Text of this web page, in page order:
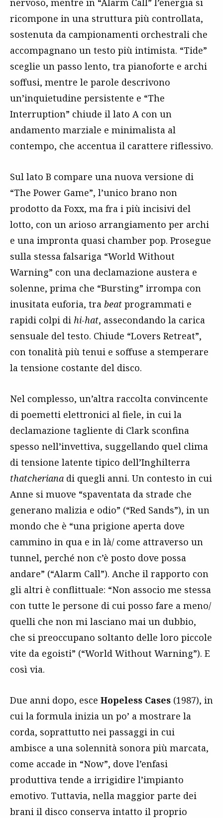
ricompone in una struttura più controllata,
sostenuta da campionamenti orchestrali che
accompagnano un testo più intimista. “Tide”
sceglie un passo lento, tra pianoforte e archi
soffusi, mentre le parole descrivono
un’inquietudine persistente e “The
Interruption” chiude il lato A con un
andamento marziale e minimalista al
contempo, che accentua il carattere riflessivo.
Sul lato B compare una nuova versione di
“The Power Game”, l’unico brano non
prodotto da Foxx, ma fra i più incisivi del
lotto, con un arioso arrangiamento per archi
e una impronta quasi chamber pop. Prosegue
sulla stessa falsariga “World Without
Warning” con una declamazione austera e
solenne, prima che “Bursting” irrompa con
inusitata euforia, tra beat programmati e
rapidi colpi di hi-hat, assecondando la carica
sensuale del testo. Chiude “Lovers Retreat”,
con tonalità più tenui e soffuse a stemperare
la tensione costante del disco.
Nel complesso, un’altra raccolta convincente
di poemetti elettronici al fiele, in cui la
declamazione tagliente di Clark sconfina
spesso nell’invettiva, suggellando quel clima
di tensione latente tipico dell’Inghilterra
thatcheriana di quegli anni. Un contesto in cui
Anne si muove “spaventata da strade che
generano malizia e odio” (“Red Sands”), in un
mondo che è “una prigione aperta dove
cammino in qua e in là/ come attraverso un
tunnel, perché non c’è posto dove possa
andare” (“Alarm Call”). Anche il rapporto con
gli altri è conflittuale: “Non associo me stessa
con tutte le persone di cui posso fare a meno/
quelli che non mi lasciano mai un dubbio,
che si preoccupano soltanto delle loro piccole
vite da egoisti” (“World Without Warning”). E
così via.
Due anni dopo, esce Hopeless Cases (1987), in
cui la formula inizia un po’ a mostrare la
corda, soprattutto nei passaggi in cui
ambisce a una solennità sonora più marcata,
come accade in “Now”, dove l’enfasi
produttiva tende a irrigidire l’impianto
emotivo. Tuttavia, nella maggior parte dei
brani il disco conserva intatto il proprio